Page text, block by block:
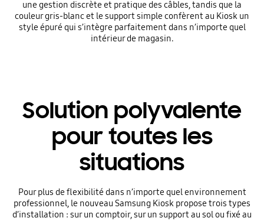
une gestion discrète et pratique des câbles, tandis que la
couleur gris-blanc et le support simple confèrent au Kiosk un
style épuré qui s’intègre parfaitement dans n’importe quel
intérieur de magasin.
Solution polyvalente
pour toutes les
situations
Pour plus de flexibilité dans n’importe quel environnement
professionnel, le nouveau Samsung Kiosk propose trois types
d’installation : sur un comptoir, sur un support au sol ou fixé au